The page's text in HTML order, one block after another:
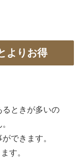
よりお得
ときが多いの
できます。
す。